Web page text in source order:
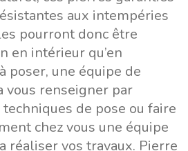
aux intempéries
pourront donc être
en intérieur qu’en
poser, une équipe de
vous renseigner par
de pose ou faire
chez vous une équipe
réaliser vos travaux. Pierre